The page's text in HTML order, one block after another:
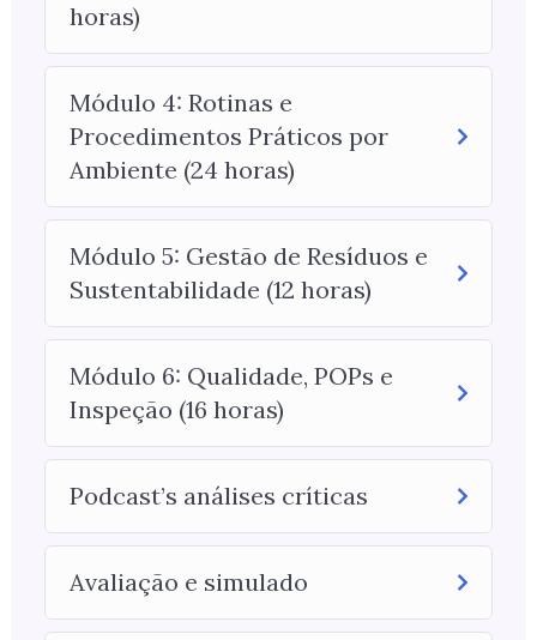
horas)
Módulo 4: Rotinas e
Procedimentos Práticos por
Ambiente (24 horas)
Módulo 5: Gestão de Resíduos e
Sustentabilidade (12 horas)
Módulo 6: Qualidade, POPs e
Inspeção (16 horas)
Podcast’s análises críticas
Avaliação e simulado